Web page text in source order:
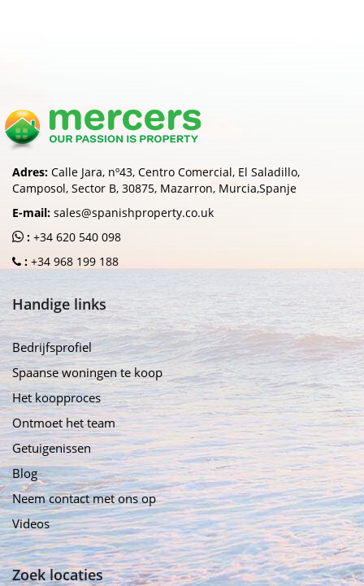
Adres: Calle Jara, nº43, Centro Comercial, El Saladillo,
Camposol, Sector B, 30875, Mazarron, Murcia,Spanje
E-mail: sales@spanishproperty.co.uk
: +34 620 540 098
: +34 968 199 188
Handige links
Bedrijfsprofiel
Spaanse woningen te koop
Het koopproces
Ontmoet het team
Getuigenissen
Blog
Neem contact met ons op
Videos
Zoek locaties